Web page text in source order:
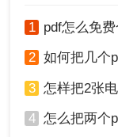
1 pdf怎么免
2 如何把几个
3 怎样把2张电子
4 怎么把两个pdf